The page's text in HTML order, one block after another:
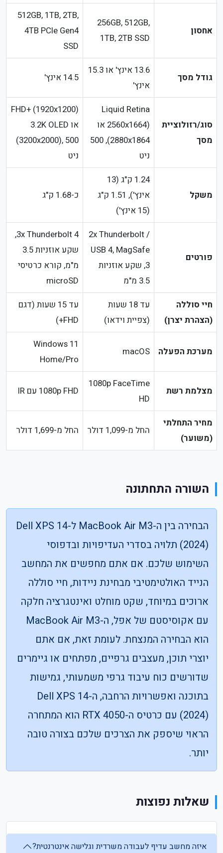
אחסון
256GB, 512GB,
1TB, 2TB SSD
512GB, 1TB, 2TB,
4TB PCIe Gen4
SSD
גודל מסך
13.6 אינץ' או 15.3
אינץ'
14.5 אינץ'
סוג/רזולוציית
מסך
Liquid Retina
(2560x1664 או
2880x1864), 500
ניט
FHD+ (1920x1200)
או 3.2K OLED
(3200x2000), 500
ניט
משקל
1.24 ק"ג (13
אינץ'), 1.51 ק"ג
(15 אינץ')
כ-1.68 ק"ג
פורטים
2x Thunderbolt /
USB 4, MagSafe
3, שקע אוזניות
3.5 מ"מ
3x Thunderbolt 4,
שקע אוזניות 3.5
מ"מ, קורא כרטיסי
microSD
חיי סוללה
(הצהרת יצרן)
עד 18 שעות
(צפיית וידאו)
עד 15 שעות (דגם
FHD+)
מערכת הפעלה macOS
Windows 11
Home/Pro
מצלמת רשת
1080p FaceTime
HD
1080p FHD עם IR
מחיר התחלתי
(משוער)
החל מ-1,099 דולר החל מ-1,699 דולר
השורה התחתונה
הבחירה בין ה-MacBook Air M3 ל-Dell XPS 14
(2024) תלויה בסדרי העדיפויות ובדפוסי
השימוש שלכם. אם אתם מחפשים את המחשב
הנייד האולטימטיבי מבחינת ניידות, חיי סוללה
ארוכים במיוחד, שקט מוחלט ואינטגרציה חלקה
עם אקוסיסטם של אפל, ה-MacBook Air M3
הוא הבחירה המנצחת. לעומת זאת, אם אתם
יוצרי תוכן, מעצבים גרפיים, מפתחים או גיימרים
שדורשים כוח עיבוד גרפי משמעותי, גמישות
בתוכנה ואפשרויות הרחבה, ה-Dell XPS 14
(2024) עם כרטיס ה-RTX 4050 הוא המתחרה
הראוי שיספק את הצרכים שלכם בצורה טובה
יותר.
שאלות נפוצות
איזה מחשב עדיף לעבודה משרדית וגלישה אינטרנטית?